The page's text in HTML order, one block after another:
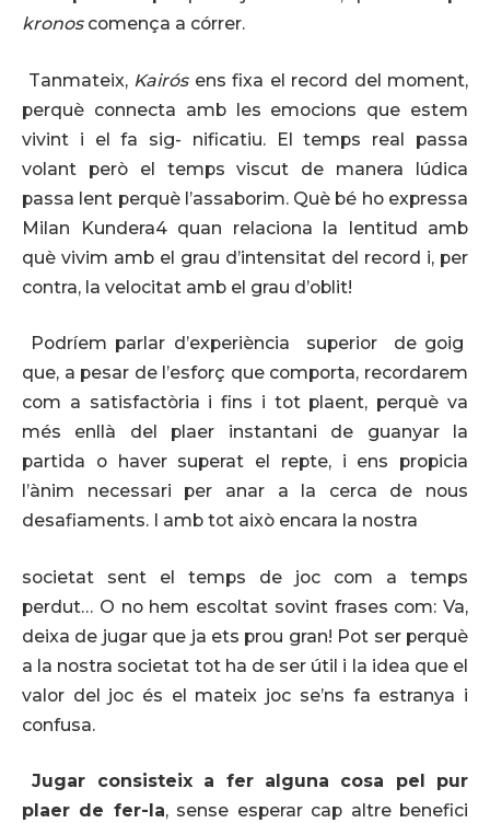
kronos comença a córrer.
Tanmateix, Kairósens fixa el record del moment,
perquè connecta amb les emocions que estem
vivint i el fa sig- nificatiu. El temps real passa
volant però el temps viscut de manera lúdica
passa lent perquè l’assaborim. Què bé ho expressa
Milan Kundera4 quan relaciona la lentitud amb
què vivim amb el grau d’intensitat del record i, per
contra, la velocitat amb el grau d’oblit!
Podríem parlar d’experiència superior de goig
que, a pesar de l’esforç que comporta, recordarem
com a satisfactòria i fins i tot plaent, perquè va
més enllà del plaer instantani de guanyar la
partida o haver superat el repte, i ens propicia
l’ànim necessari per anar a la cerca de nous
desafiaments. I amb tot això encara la nostra
societat sent el temps de joc com a temps
perdut… O no hem escoltat sovint frases com: Va,
deixa de jugar que ja ets prou gran! Pot ser perquè
a la nostra societat tot ha de ser útil i la idea que el
valor del joc és el mateix joc se’ns fa estranya i
confusa.
Jugar consisteix a fer alguna cosa pel pur
plaer de fer-la, sense esperar cap altre benefici